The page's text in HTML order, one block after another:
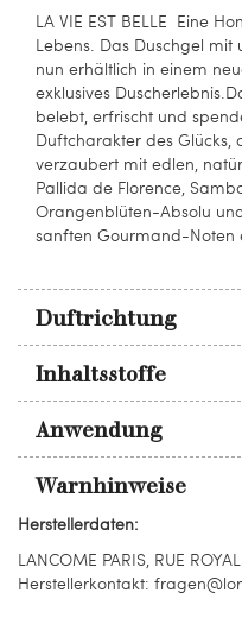
LA VIE EST BELLE  Eine
Lebens. Das Duschgel
nun erhältlich in einem
exklusives
belebt, erfrischt und
Duftcharakter des Glücks,
verzaubert mit edlen,
Pallida de Florence,
Orangenblüten-Absolu
sanften Gourmand-Noten
Duftrichtung
Inhaltsstoffe
Anwendung
Warnhinweise
Herstellerdaten:
LANCOME PARIS, RUE
Herstellerkontakt: